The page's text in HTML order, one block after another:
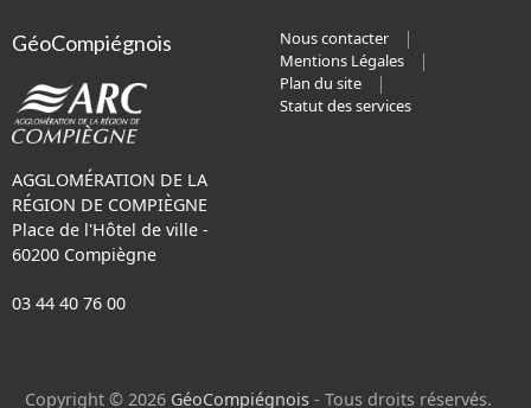
GéoCompiégnois
AGGLOMÉRATION DE LA
RÉGION DE COMPIÈGNE
Place de l'Hôtel de ville -
60200 Compiègne
03 44 40 76 00
Nous contacter
Mentions Légales
Plan du site
Statut des services
Copyright © 2026 GéoCompiégnois - Tous droits réservés.